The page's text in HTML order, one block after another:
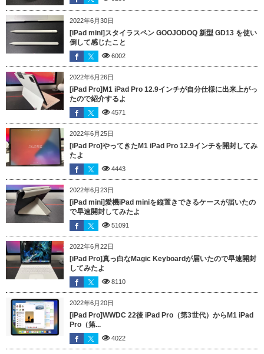
2022年6月30日
[iPad mini]スタイラスペン GOOJODOQ 新型 GD13 を使い
倒して感じたこと
6002
2022年6月26日
[iPad Pro]M1 iPad Pro 12.9インチが自分仕様に出来上がっ
たので紹介するよ
4571
2022年6月25日
[iPad Pro]やってきたM1 iPad Pro 12.9インチを開封してみ
たよ
4443
2022年6月23日
[iPad mini]愛機iPad miniを縦置きできるケースが届いたの
で早速開封してみたよ
51091
2022年6月22日
[iPad Pro]真っ白なMagic Keyboardが届いたので早速開封
してみたよ
8110
2022年6月20日
[iPad Pro]WWDC 22後 iPad Pro（第3世代）からM1 iPad
Pro（第...
4022